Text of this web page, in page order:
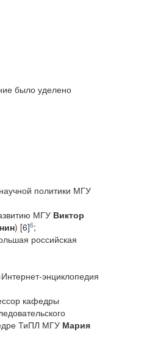
было уделено
политики МГУ
МГУ Виктор
) [6]6;
российская
энциклопедия
кафедры
ТиПЛ МГУ Мария